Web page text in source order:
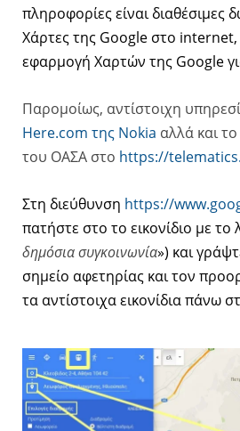
πληροφορίες είναι διαθέσιμες
Χάρτες της Google στο internet,
εφαρμογή Χαρτών της Google
Παρομοίως, αντίστοιχη
Here.com της Nokia αλλά και
του ΟΑΣΑ στο https://
Στη διεύθυνση https://
πατήστε στο το εικονίδιο με το
δημόσια συγκοινωνία») και
σημείο αφετηρίας και τον
τα αντίστοιχα εικονίδια πάνω